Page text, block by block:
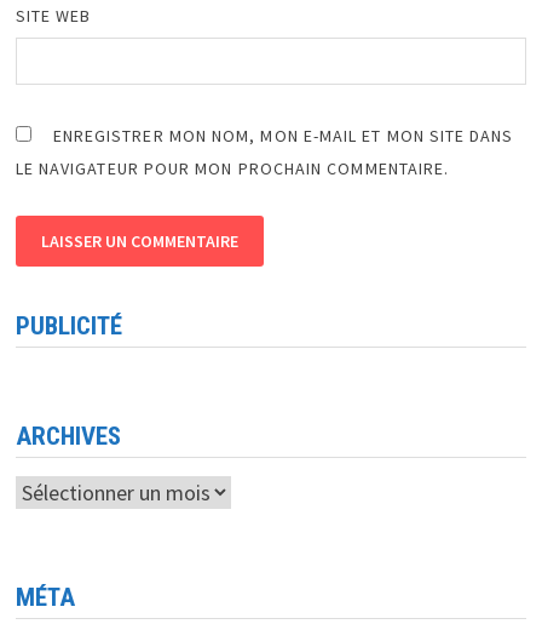
SITE WEB
ENREGISTRER MON NOM, MON E-MAIL ET MON SITE DANS
LE NAVIGATEUR POUR MON PROCHAIN COMMENTAIRE.
PUBLICITÉ
ARCHIVES
Archives
MÉTA